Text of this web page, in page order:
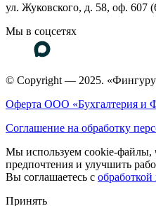
ул. Жуковского, д. 58, оф. 607
Мы в соцсетях
© Copyright — 2025.
Оферта ООО «Бухгалтерия и
Соглашение на обработку
Мы используем cookie-файлы,
предпочтения и улучшить
Вы соглашаетесь с
Принять